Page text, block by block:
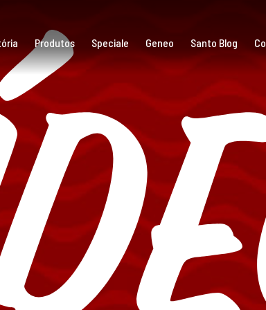
Produtos Speciale Geneo Santo Blog